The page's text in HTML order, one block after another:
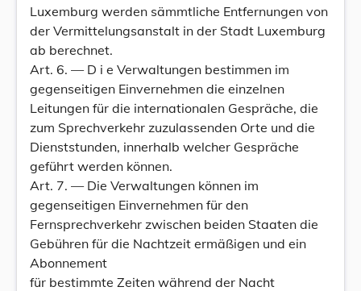
Luxemburg werden sämmtliche Entfernungen von
der Vermittelungsanstalt in der Stadt Luxemburg
ab berechnet.
Art. 6. — D i e Verwaltungen bestimmen im
gegenseitigen Einvernehmen die einzelnen
Leitungen für die internationalen Gespräche, die
zum Sprechverkehr zuzulassenden Orte und die
Dienststunden, innerhalb welcher Gespräche
geführt werden können.
Art. 7. — Die Verwaltungen können im
gegenseitigen Einvernehmen für den
Fernsprechverkehr zwischen beiden Staaten die
Gebühren für die Nachtzeit ermäßigen und ein
Abonnement
für bestimmte Zeiten während der Nacht